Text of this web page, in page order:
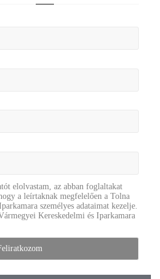
elolvastam, az abban foglaltakat
a leírtaknak megfelelően a Tolna
személyes adataimat kezelje.
Kereskedelmi és Iparkamara